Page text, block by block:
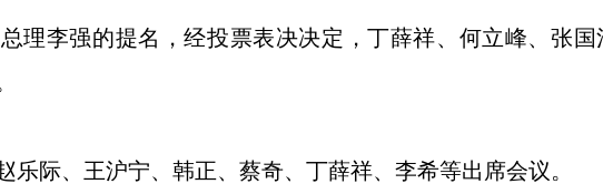
李强的提名，经投票表决决定，丁薛祥、何立峰、张国
际、王沪宁、韩正、蔡奇、丁薛祥、李希等出席会议。